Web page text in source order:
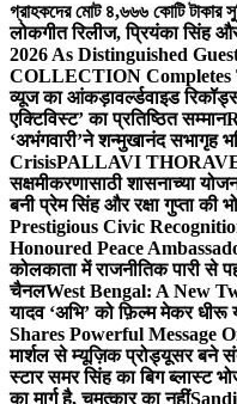
গ্রাহকদের মোট ৪,৬৬৬ কোটি টাকার
लोकगीत रिलीज, प्रियंका सिंह
2026 As Distinguished
COLLECTION Completes
व्यूज का आंकड़ावर्ल्डवाइड
एक्टिविस्ट’ का प्रतिष्ठित सम्मान
‘अभंगवारी’ने शन्मुखानंद सभागृह
CrisisPALLAVI
सक्षमीकरणासाठी शासनाच्या
बनी प्रेम सिंह और रक्षा गुप्ता की
Prestigious Civic
Honoured Peace
कोलकाता में राजनीतिक पारी से
चैनलWest Bengal: A New
यादव ‘अभि’ को फ़िल्म मेकर धीरू
Shares Powerful Message
मार्शल से म्यूज़िक प्रोड्यूसर बने
स्टार समर सिंह का बिग ब्लास्ट
का मार्ग है, चमत्कार का नहीं